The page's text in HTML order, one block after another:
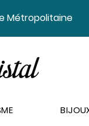
Métropolitaine